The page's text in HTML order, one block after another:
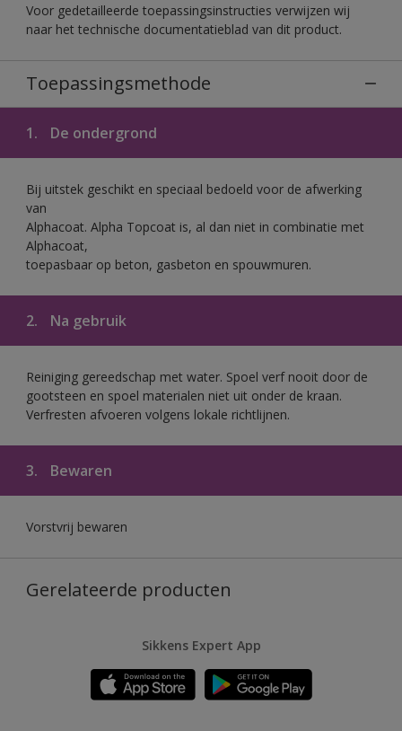
Voor gedetailleerde toepassingsinstructies verwijzen wij
naar het technische documentatieblad van dit product.
Toepassingsmethode
1. De ondergrond
Bij uitstek geschikt en speciaal bedoeld voor de afwerking
van
Alphacoat. Alpha Topcoat is, al dan niet in combinatie met
Alphacoat,
toepasbaar op beton, gasbeton en spouwmuren.
2. Na gebruik
Reiniging gereedschap met water. Spoel verf nooit door de
gootsteen en spoel materialen niet uit onder de kraan.
Verfresten afvoeren volgens lokale richtlijnen.
3. Bewaren
Vorstvrij bewaren
Gerelateerde producten
Sikkens Expert App